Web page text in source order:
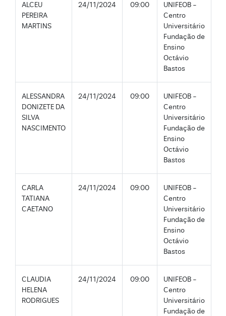
ALCEU
PEREIRA
MARTINS
24/11/2024 09:00
UNIFEOB -
Centro
Universitário
Fundação de
Ensino
Octávio
Bastos
ALESSANDRA
DONIZETE DA
SILVA
NASCIMENTO
24/11/2024 09:00
UNIFEOB -
Centro
Universitário
Fundação de
Ensino
Octávio
Bastos
CARLA
TATIANA
CAETANO
24/11/2024 09:00
UNIFEOB -
Centro
Universitário
Fundação de
Ensino
Octávio
Bastos
CLAUDIA
HELENA
RODRIGUES
24/11/2024 09:00
UNIFEOB -
Centro
Universitário
Fundação de